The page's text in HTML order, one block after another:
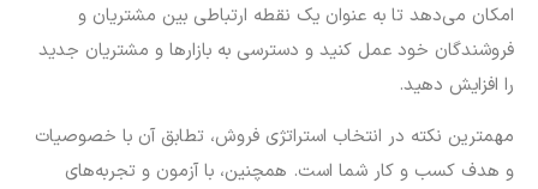
امکان می‌دهد تا به عنوان یک نقطه ارتباطی بین مشتریان و
فروشندگان خود عمل کنید و دسترسی به بازارها و مشتریان جدید
را افزایش دهید.
مهمترین نکته در انتخاب استراتژی فروش، تطابق آن با خصوصیات
و هدف کسب و کار شما است. همچنین، با آزمون و تجربه‌های